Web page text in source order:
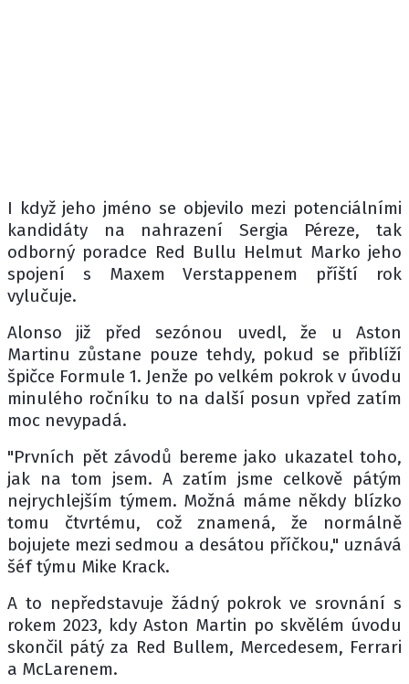
I když jeho jméno se objevilo mezi potenciálními
kandidáty na nahrazení Sergia Péreze, tak
odborný poradce Red Bullu Helmut Marko jeho
spojení s Maxem Verstappenem příští rok
vylučuje.
Alonso již před sezónou uvedl, že u Aston
Martinu zůstane pouze tehdy, pokud se přiblíží
špičce Formule 1. Jenže po velkém pokrok v úvodu
minulého ročníku to na další posun vpřed zatím
moc nevypadá.
"Prvních pět závodů bereme jako ukazatel toho,
jak na tom jsem. A zatím jsme celkově pátým
nejrychlejším týmem. Možná máme někdy blízko
tomu čtvrtému, což znamená, že normálně
bojujete mezi sedmou a desátou příčkou," uznává
šéf týmu Mike Krack.
A to nepředstavuje žádný pokrok ve srovnání s
rokem 2023, kdy Aston Martin po skvělém úvodu
skončil pátý za Red Bullem, Mercedesem, Ferrari
a McLarenem.